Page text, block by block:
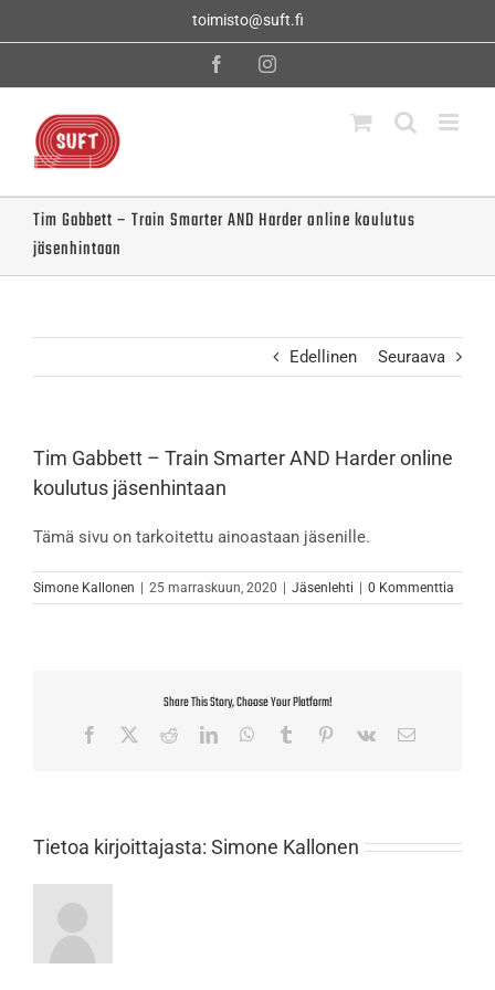
toimisto@suft.fi
FacebookInstagram
Tim Gabbett – Train Smarter AND Harder online koulutus
jäsenhintaan
Edellinen Seuraava
Tim Gabbett – Train Smarter AND Harder online
koulutus jäsenhintaan
Tämä sivu on tarkoitettu ainoastaan jäsenille.
Simone Kallonen | 25 marraskuun, 2020 | Jäsenlehti | 0 Kommenttia
Share This Story, Choose Your Platform!
Facebook RedditLinkedInWhatsApp
Tumblr Pinterest
Vk Sähköposti
Tietoa kirjoittajasta: Simone Kallonen